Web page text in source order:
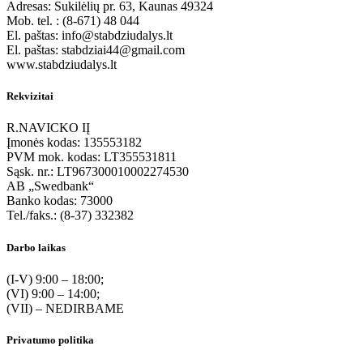
Adresas: Sukilėlių pr. 63, Kaunas 49324
Mob. tel. : (8-671) 48 044
El. paštas: info@stabdziudalys.lt
El. paštas: stabdziai44@gmail.com
www.stabdziudalys.lt
Rekvizitai
R.NAVICKO IĮ
Įmonės kodas: 135553182
PVM mok. kodas: LT355531811
Sąsk. nr.: LT967300010002274530
AB „Swedbank“
Banko kodas: 73000
Tel./faks.: (8-37) 332382
Darbo laikas
(I-V) 9:00 – 18:00;
(VI) 9:00 – 14:00;
(VII) – NEDIRBAME
Privatumo politika